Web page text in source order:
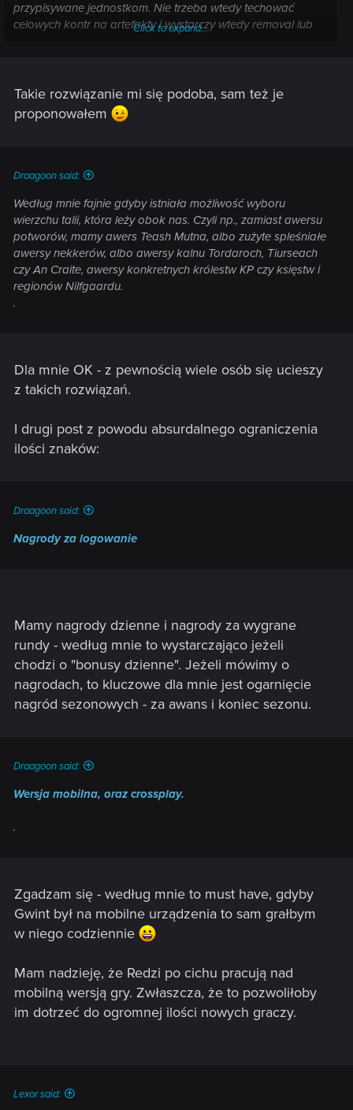
przypisywane jednostkom. Nie trzeba wtedy techować
celowych kontr na artefakty i wystarczy wtedy removal lub
albo w ilość artefaktów (w miarę fajnie jest to rozwiązane w
Click to expand...
Takie rozwiązanie mi się podoba, sam też je
proponowałem
Draagoon said:
Według mnie fajnie gdyby istniała możliwość wyboru
wierzchu talii, która leży obok nas. Czyli np., zamiast awersu
potworów, mamy awers Teash Mutna, albo zużyte spleśniałe
awersy nekkerów, albo awersy kalnu Tordaroch, Tiurseach
czy An Craite, awersy konkretnych królestw KP czy księstw i
regionów Nilfgaardu.
.
Dla mnie OK - z pewnością wiele osób się ucieszy
z takich rozwiązań.
I drugi post z powodu absurdalnego ograniczenia
ilości znaków:
Draagoon said:
Nagrody za logowanie
Mamy nagrody dzienne i nagrody za wygrane
rundy - według mnie to wystarczająco jeżeli
chodzi o "bonusy dzienne". Jeżeli mówimy o
nagrodach, to kluczowe dla mnie jest ogarnięcie
nagród sezonowych - za awans i koniec sezonu.
Draagoon said:
Wersja mobilna, oraz crossplay.
.
Zgadzam się - według mnie to must have, gdyby
Gwint był na mobilne urządzenia to sam grałbym
w niego codziennie
Mam nadzieję, że Redzi po cichu pracują nad
mobilną wersją gry. Zwłaszcza, że to pozwoliłoby
im dotrzeć do ogromnej ilości nowych graczy.
Lexor said: